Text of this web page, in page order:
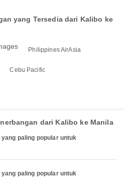
yang Tersedia dari Kalibo ke
Philippines AirAsia
Cebu Pacific
dari Kalibo ke Manila
paling popular untuk
paling popular untuk